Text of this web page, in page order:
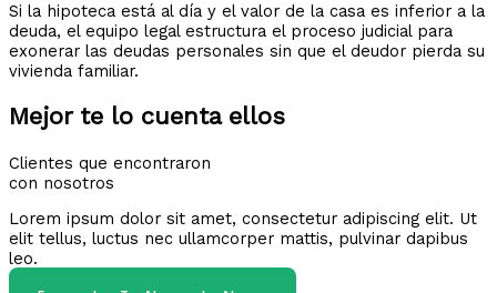
Si la hipoteca está al día y el valor de la casa es inferior a la
deuda, el equipo legal estructura el proceso judicial para
exonerar las deudas personales sin que el deudor pierda su
vivienda familiar.
Mejor te lo cuenta ellos
Clientes que encontraron
con nosotros
Lorem ipsum dolor sit amet, consectetur adipiscing elit. Ut
elit tellus, luctus nec ullamcorper mattis, pulvinar dapibus
leo.